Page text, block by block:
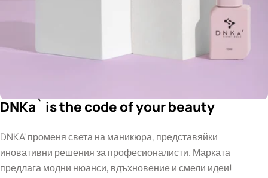
DNKa` is the code of your beauty
DNKA' променя света на маникюра, представяйки
иновативни решения за професионалисти. Марката
предлага модни нюанси, вдъхновение и смели идеи!